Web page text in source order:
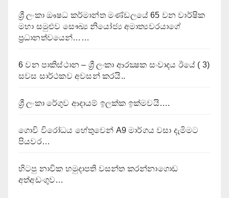
ශ්‍රී ලංකා ඖෂධ කර්මාන්ත මණ්ඩලයේ 65 වන වාර්ෂික
මහා සමුළුව සෞඛ්‍ය නියෝජ්‍ය අමාත්‍යවරයාගේ
ප්‍රධානත්වයෙන්……
6 වන පාකිස්ථාන – ශ්‍රී ලංකා ආරක්‍ෂක සංවාදය ඊයේ ( 3)
සවස සාර්ථකව අවසන් කරයි..
ශ්‍රී ලංකා රේගුව ආදායම් ඉලක්ක ඉක්මවයි….
ගොවි විරෝධය හේතුවෙන් A9 මාර්ගය වසා දැමිමට
පියවර…
හිටපු නාවික හමුදාපති වසන්ත කරන්නාගොඩ
අත්අඩංගුව…